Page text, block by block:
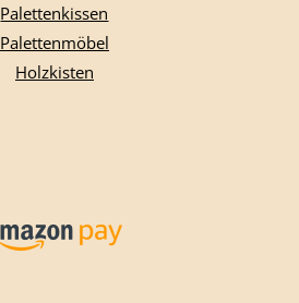
Palettenkissen
Palettenmöbel
Holzkisten